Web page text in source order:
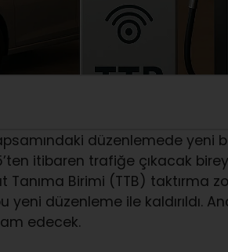
düzenlemede yeni
itibaren trafiğe çıkacak
Tanıma Birimi (TTB) taktırma
yeni düzenleme ile kaldırıldı.
edecek.